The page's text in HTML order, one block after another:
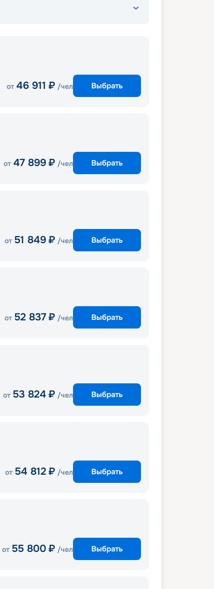
от 46 911 ₽ /чел Выбрать
от 47 899 ₽ /чел Выбрать
от 51 849 ₽ /чел Выбрать
от 52 837 ₽ /чел Выбрать
от 53 824 ₽ /чел Выбрать
от 54 812 ₽ /чел Выбрать
от 55 800 ₽ /чел Выбрать